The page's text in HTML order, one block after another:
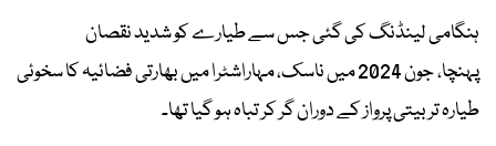
ہنگامی لینڈنگ کی گئی جس سے طیارے کو شدید نقصان
پہنچا، جون 2024 میں ناسک، مہاراشٹرا میں بھارتی فضائیہ کا سخوئی
طیارہ تربیتی پرواز کے دوران گر کر تباہ ہو گیا تھا۔